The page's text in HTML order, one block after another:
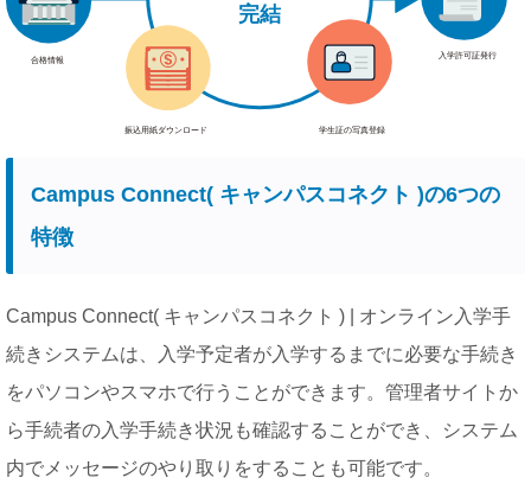
Campus Connect( キャンパスコネクト )の6つの
特徴
Campus Connect( キャンパスコネクト ) | オンライン入学手
続きシステムは、入学予定者が入学するまでに必要な手続き
をパソコンやスマホで行うことができます。管理者サイトか
ら手続者の入学手続き状況も確認することができ、システム
内でメッセージのやり取りをすることも可能です。